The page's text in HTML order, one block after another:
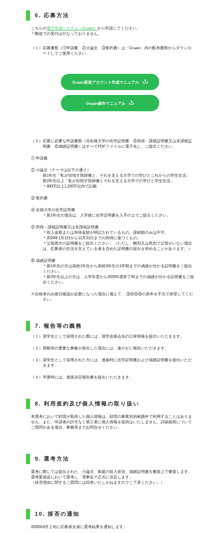
6. 応募方法
こちらの電子申請システム（Graain） から申請してください。
＊郵送での受付は行なっておりません。
（１）応募書類（①申請書 ②小論文 ③誓約書）は「Graain」内の配布書類からダウンロ
ードしてご使用ください。
Graain新規アカウント作成マニュアル
Graain操作マニュアル
（２）応募に必要な申請書類（④在籍大学の在学証明書 ⑤所得・課税証明書又は非課税証
明書 ⑥成績証明書）はすべてPDFファイルに電子化し、ご提出ください。
① 申請書
② 小論文（テーマは以下の通り）
新1年生「私が目指す医師像と、それを支える大学での学びとこれからの学生生活」
新2年生以上「私が目指す医師像とそれを支える大学での学びと学生生活」
＊800字以上1,200字以内で記載
③ 誓約書
④ 在籍大学の在学証明書
＊新1年生の場合は、入学後に在学証明書を入手の上でご提出ください。
⑤ 所得・課税証明書又は非課税証明書
＊収入金額または所得金額が明記されているもの。課税額のみは不可。
＊2024年1月1日から12月31日までの所得に基づくもの。
＊父母両方の証明書をご提出ください。（ただし、離別又は死別で父母がいない場合
は、応募者の生活を支えている者を含めた証明書の提出を求めることがあります。）
⑥ 成績証明書
＊新1年生の方は高校1年生から高校3年生の1学期までの成績が分かる証明書をご提出
ください。
＊新2年生以上の方は、入学年度から2025年度終了時までの成績が分かる証明書をご提
出ください。
※合格者のみ後日確認が必要になった場合に備えて、 ③④⑤⑥の原本を手元で保管してくだ
さい。
7. 報告等の義務
（１）奨学生として採用された際には、奨学金振込先の口座情報を提出いただきます。
（２）異動等の重要な事象が発生した場合には、速やかに報告いただきます。
（３）奨学生として採用された方には、進級時に在学証明書および成績証明書を提出いただ
きます。
（４）卒業時には、進路決定報告書を提出いただきます。
8. 利用規約及び個人情報の取り扱い
本選考において財団が取得した個人情報は、財団の事業目的範囲外で利用することはありま
せん。また、申請者の許可なく第三者に個人情報を提供はいたしません。詳細規程について
ご質問がある場合、事務局までお問合せください。
9. 選考方法
選考に際しては提出された、小論文、家庭の収入状況、成績証明書を書面上で審査します。
選考委員会において選考し、理事会で正式に決定します。
（採否理由に関するご質問には回答いたしかねますのでご了承ください。）
10. 採否の通知
2026年8月上旬に応募者全員に選考結果を通知します。